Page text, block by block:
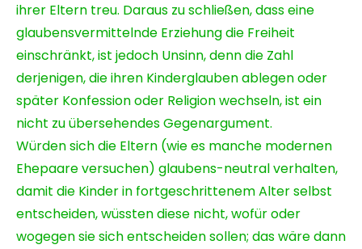
ihrer Eltern treu. Daraus zu schließen, dass eine
glaubensvermittelnde Erziehung die Freiheit
einschränkt, ist jedoch Unsinn, denn die Zahl
derjenigen, die ihren Kinderglauben ablegen oder
später Konfession oder Religion wechseln, ist ein
nicht zu übersehendes Gegenargument.
Würden sich die Eltern (wie es manche modernen
Ehepaare versuchen) glaubens-neutral verhalten,
damit die Kinder in fortgeschrittenem Alter selbst
entscheiden, wüssten diese nicht, wofür oder
wogegen sie sich entscheiden sollen; das wäre dann